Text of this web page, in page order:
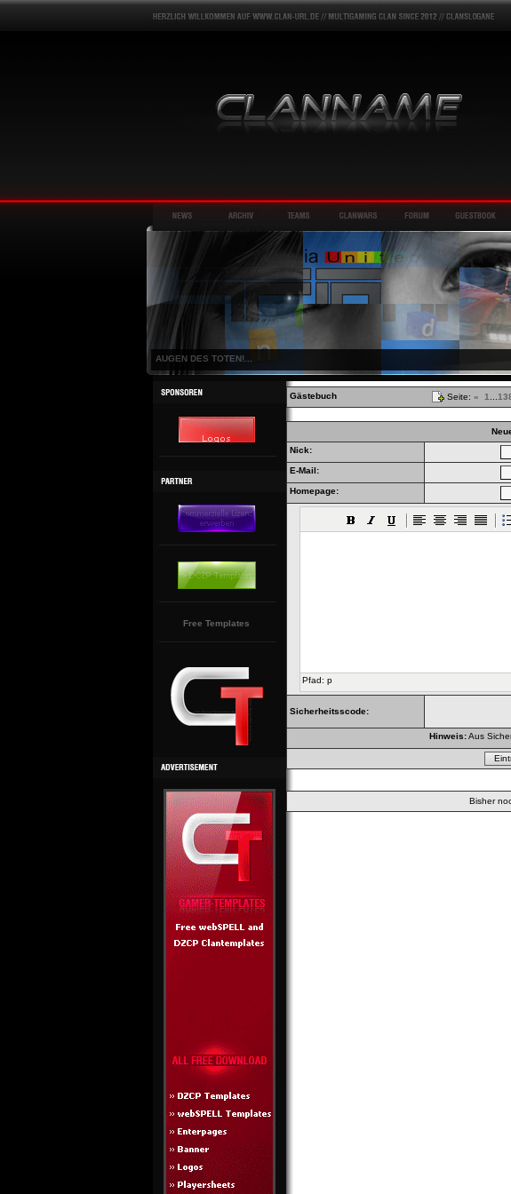
AUGEN DES TOTEN!...
Free Templates
Gästebuch Seite: « 1
Nick:
E-Mail:
Homepage:
Pfad: p
Sicherheitsscode:
Hinweis:Aus
Bisher